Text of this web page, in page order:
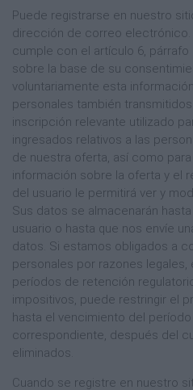
Puede registrarse en nuestro
dirección de correo electrónico.
cumple con el artículo 6, párrafo
sobre la base de su
voluntariamente esta
personales también
inscripción relevante utilizado
ingresados ​​relativos a las
de nuestra oferta, así como
información sobre la oferta y el
del usuario le permitirá ver y
Sus datos se almacenarán
usuario o hasta que nos envíe
datos. Si estamos obligados a
personales por razones
períodos de retención
impositivos, puede restringir el
hasta el vencimiento del
correspondiente, después del
eliminados.
Cuando se registre en nuestro